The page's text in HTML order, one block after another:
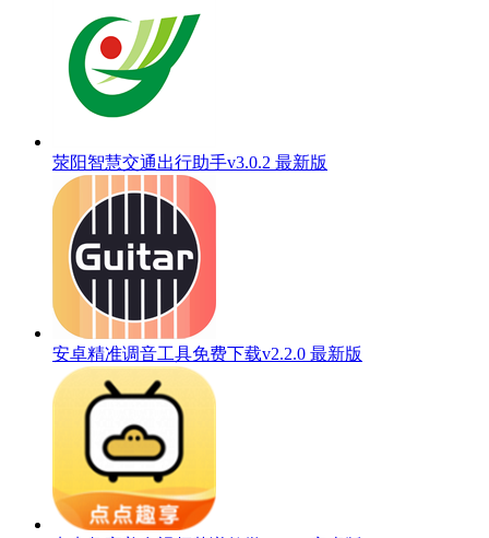
荥阳智慧交通出行助手v3.0.2 最新版
安卓精准调音工具免费下载v2.2.0 最新版